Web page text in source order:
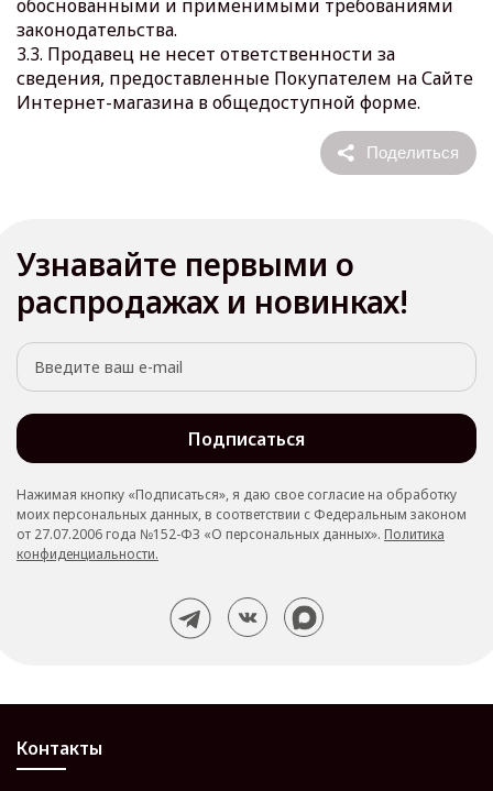
обоснованными и применимыми требованиями
законодательства.
3.3. Продавец не несет ответственности за
сведения, предоставленные Покупателем на Сайте
Интернет-магазина в общедоступной форме.
Поделиться
Узнавайте первыми о
распродажах и новинках!
Подписаться
Нажимая кнопку «Подписаться», я даю свое согласие на обработку
моих персональных данных, в соответствии с Федеральным законом
от 27.07.2006 года №152-ФЗ «О персональных данных». Политика
конфиденциальности.
Контакты